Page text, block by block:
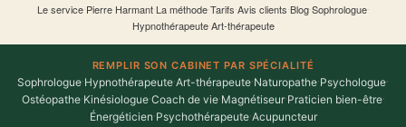
Le service·Pierre Harmant·La méthode·Tarifs·Avis clients·Blog·Sophrologue·
Hypnothérapeute·Art-thérapeute
REMPLIR SON CABINET PAR SPÉCIALITÉ
Sophrologue·Hypnothérapeute·Art-thérapeute·Naturopathe·Psychologue·
Ostéopathe·Kinésiologue·Coach de vie·Magnétiseur·Praticien bien-être·
Énergéticien·Psychothérapeute·Acupuncteur